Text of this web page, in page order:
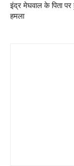
इंद्र मेघवाल के पिता
हमला